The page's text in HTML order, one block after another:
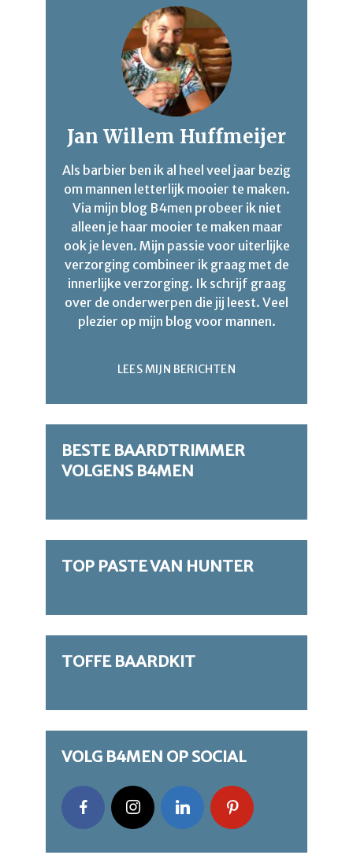
Jan Willem Huffmeijer
Als barbier ben ik al heel veel jaar bezig
om mannen letterlijk mooier te maken.
Via mijn blog B4men probeer ik niet
alleen je haar mooier te maken maar
ook je leven. Mijn passie voor uiterlijke
verzorging combineer ik graag met de
innerlijke verzorging. Ik schrijf graag
over de onderwerpen die jij leest. Veel
plezier op mijn blog voor mannen.
LEES MIJN BERICHTEN
BESTE BAARDTRIMMER
VOLGENS B4MEN
TOP PASTE VAN HUNTER
TOFFE BAARDKIT
VOLG B4MEN OP SOCIAL